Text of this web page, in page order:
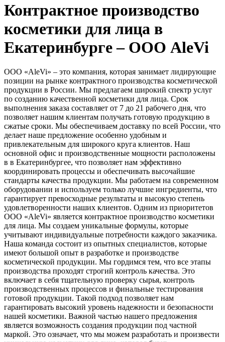
Контрактное производство
косметики для лица в
Екатеринбурге – ООО AleVi
ООО «AleVi» – это компания, которая занимает лидирующие
позиции на рынке контрактного производства косметической
продукции в России. Мы предлагаем широкий спектр услуг
по созданию качественной косметики для лица. Срок
выполнения заказа составляет от 7 до 21 рабочего дня, что
позволяет нашим клиентам получать готовую продукцию в
сжатые сроки. Мы обеспечиваем доставку по всей России, что
делает наше предложение особенно удобным и
привлекательным для широкого круга клиентов. Наш
основной офис и производственные мощности расположены
в в Екатеринбургее, что позволяет нам эффективно
координировать процессы и обеспечивать высочайшие
стандарты качества продукции. Мы работаем на современном
оборудовании и используем только лучшие ингредиенты, что
гарантирует превосходные результаты и высокую степень
удовлетворенности наших клиентов. Одним из приоритетов
ООО «AleVi» является контрактное производство косметики
для лица. Мы создаем уникальные формулы, которые
учитывают индивидуальные потребности каждого заказчика.
Наша команда состоит из опытных специалистов, которые
имеют большой опыт в разработке и производстве
косметической продукции. Мы гордимся тем, что все этапы
производства проходят строгий контроль качества. Это
включает в себя тщательную проверку сырья, контроль
производственных процессов и финальные тестирования
готовой продукции. Такой подход позволяет нам
гарантировать высокий уровень надежности и безопасности
нашей косметики. Важной частью нашего предложения
является возможность создания продукции под частной
маркой. Это означает, что мы можем разработать и произвести